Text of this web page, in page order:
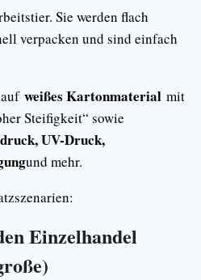
Sie werden flach
verpacken und sind einfach
weißes Kartonmaterial mit
Steifigkeit“ sowie
UV-Druck,
und mehr.
Einzelhandel